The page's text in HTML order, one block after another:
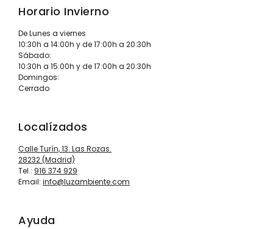
Horario Invierno
De Lunes a viernes
10:30h a 14:00h y de 17:00h a 20:30h
Sábado:
10:30h a 15:00h y de 17:00h a 20:30h
Domingos:
Cerrado
Localízados
Calle Turín, 13. Las Rozas.
28232 (Madrid)
Tel.: 916 374 929
Email: info@luzambiente.com
Ayuda